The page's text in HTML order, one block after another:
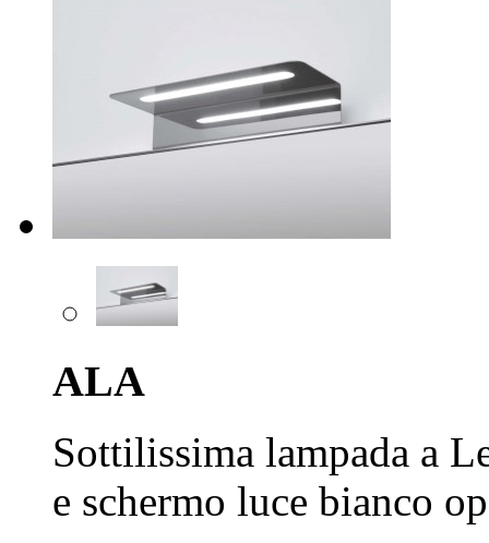
ALA
Sottilissima lampada a
e schermo luce bianco